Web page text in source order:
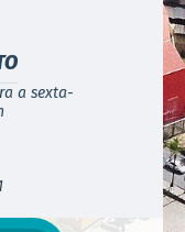
a sexta-